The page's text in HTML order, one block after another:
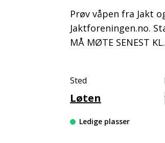
Prøv våpen fra Jakt
Jaktforeningen.no.
MÅ MØTE SENEST
Sted
Løten
Ledige plasser